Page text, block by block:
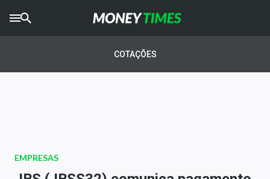
AGROTIMES
Newsletters
COTAÇÕES
EMPRESAS